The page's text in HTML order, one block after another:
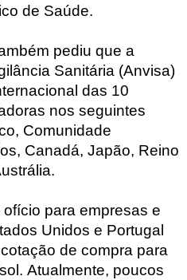
de Saúde.
pediu que a
Sanitária (Anvisa)
das 10
nos seguintes
Comunidade
Canadá, Japão, Reino
para empresas e
Unidos e Portugal
de compra para
. Atualmente, poucos